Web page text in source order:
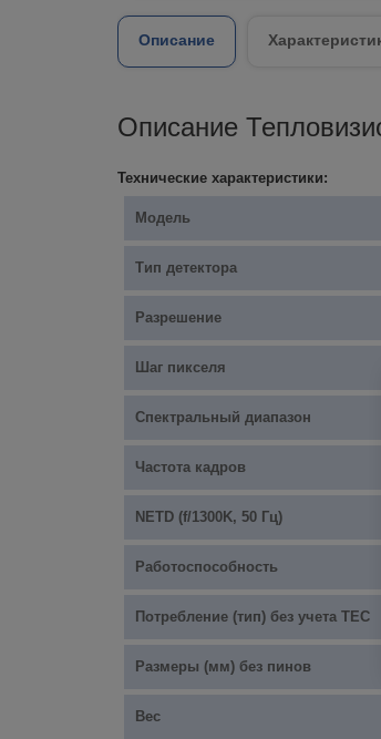
Описание
Описание
Технические характеристики:
Модель
Тип детектора
Разрешение
Шаг пикселя
Спектральный диапазон
Частота кадров
NETD (f/1300K, 50 Гц)
Работоспособность
Потребление (тип) без учета TEC
Размеры (мм) без пинов
Вес